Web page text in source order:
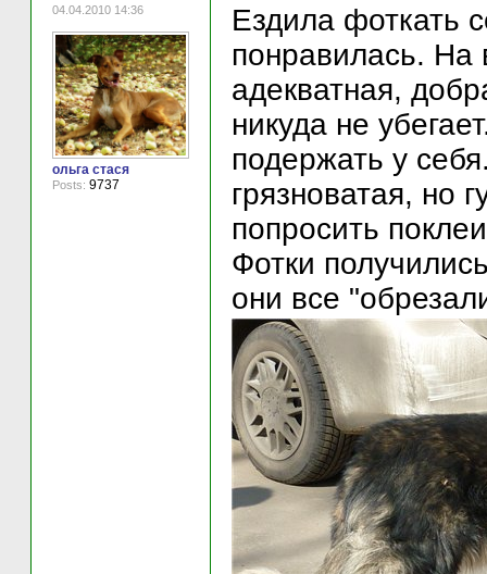
04.04.2010 14:36
ольга стася
Posts: 9737
Ездила фоткать
понравилась. На
адекватная,
никуда не
подержать у
грязноватая, но
попросить
Фотки
они все